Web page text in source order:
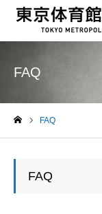
FAQ
FAQ
FAQ